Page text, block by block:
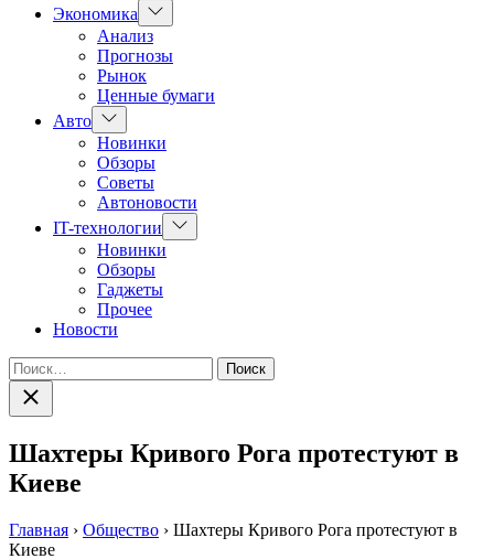
Экономика
Показать
подменю
Анализ
Прогнозы
Рынок
Ценные бумаги
Авто Показать
подменю
Новинки
Обзоры
Советы
Автоновости
IT-технологии
Показать
подменю
Новинки
Обзоры
Гаджеты
Прочее
Новости
Найти:
Закрыть
поиск
Шахтеры Кривого Рога протестуют в
Киеве
Главная › Общество › Шахтеры Кривого Рога протестуют в
Киеве